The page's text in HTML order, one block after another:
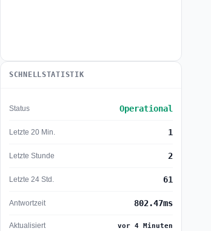
SCHNELLSTATISTIK
Status Operational
Letzte 20 Min. 1
Letzte Stunde 2
Letzte 24 Std. 61
Antwortzeit 802.47ms
Aktualisiert vor 4 Minuten